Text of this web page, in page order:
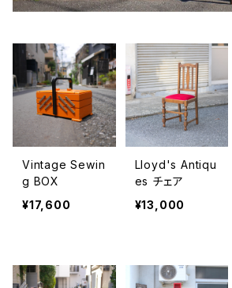
Vintage Sewin
g BOX
¥17,600
Lloyd's Antiqu
es チェア
¥13,000